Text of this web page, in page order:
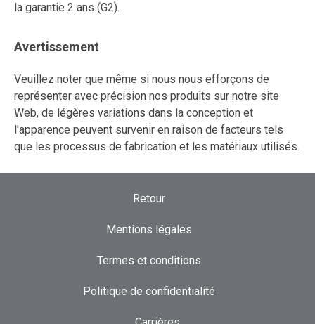
la garantie 2 ans (G2).
Avertissement
Veuillez noter que même si nous nous efforçons de
représenter avec précision nos produits sur notre site
Web, de légères variations dans la conception et
l'apparence peuvent survenir en raison de facteurs tels
que les processus de fabrication et les matériaux utilisés.
Retour
Mentions légales
Termes et conditions
Politique de confidentialité